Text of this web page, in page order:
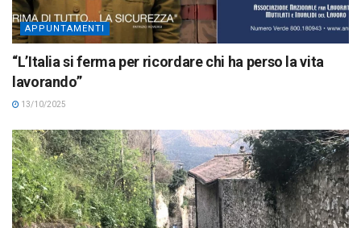
APPUNTAMENTI
“L’Italia si ferma per ricordare chi ha perso la vita
lavorando”
13/10/2025